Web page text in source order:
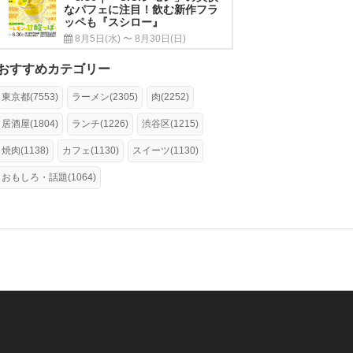
なパフェに注目！飲む新作フラ
ッペも『スシロー』
8月5日(水) 〜 8月30日(日)
すすめカテゴリー
東京都(7553) ラーメン(2305) 肉(2252)
居酒屋(1804) ランチ(1226) 渋谷区(1215)
焼肉(1138) カフェ(1130) スイーツ(1130)
おもしろ・話題(1064)